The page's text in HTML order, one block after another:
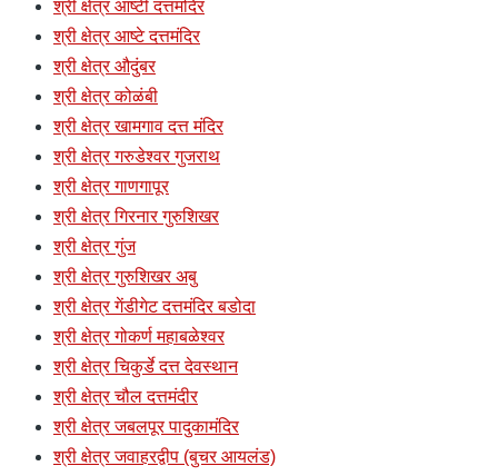
श्री क्षेत्र आष्टी दत्तमंदिर
श्री क्षेत्र आष्टे दत्तमंदिर
श्री क्षेत्र औदुंबर
श्री क्षेत्र कोळंबी
श्री क्षेत्र खामगाव दत्त मंदिर
श्री क्षेत्र गरुडेश्वर गुजराथ
श्री क्षेत्र गाणगापूर
श्री क्षेत्र गिरनार गुरुशिखर
श्री क्षेत्र गुंज
श्री क्षेत्र गुरुशिखर अबु
श्री क्षेत्र गेंडीगेट दत्तमंदिर बडोदा
श्री क्षेत्र गोकर्ण महाबळेश्वर
श्री क्षेत्र चिकुर्डे दत्त देवस्थान
श्री क्षेत्र चौल दत्तमंदीर
श्री क्षेत्र जबलपूर पादुकामंदिर
श्री क्षेत्र जवाहरद्वीप (बुचर आयलंड)